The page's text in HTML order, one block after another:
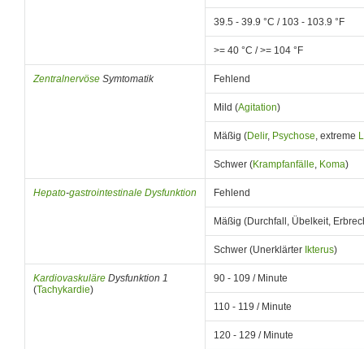
39.5 - 39.9 °C / 103 - 103.9 °F
>= 40 °C / >= 104 °F
Zentralnervöse Symtomatik Fehlend
Mild (Agitation)
Mäßig (Delir, Psychose, extreme
Schwer (Krampfanfälle, Koma)
Hepato-gastrointestinale Dysfunktion Fehlend
Mäßig (Durchfall, Übelkeit,
Schwer (Unerklärter Ikterus)
Kardiovaskuläre Dysfunktion 1
(Tachykardie)
90 - 109 / Minute
110 - 119 / Minute
120 - 129 / Minute